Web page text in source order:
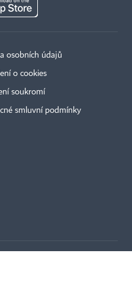
osobních údajů
o cookies
soukromí
smluvní podmínky